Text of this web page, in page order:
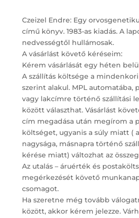
Czeizel Endre: Egy
című könyv. 1983-as kiadás. A
nedvességtől hullámosak.
A vásárlást követő kéréseim:
Kérem vásárlását egy héten
A szállítás költsége a
szerint alakul. MPL automatába,
vagy lakcímre történő szállítási
között választhat. Vásárlást
cím megadása után megírom a
költséget, ugyanis a súly miatt (
nagysága, másnapra történő
kérése miatt) változhat az
Az utalás – áruérték és
megérkezését követő
csomagot.
Ha szeretne még tovább
között, akkor kérem jelezze.